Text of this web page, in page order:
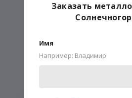
Заказать
Имя
Например: Владимир